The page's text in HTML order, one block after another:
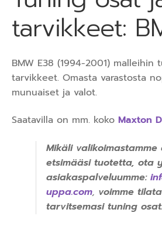
tarvikkeet:
BMW E38 (1994-2001) malleihin
tarvikkeet. Omasta varastosta
munuaiset ja valot.
Saatavilla on mm. koko Maxton
Mikäli
etsimääsi tuotetta, ota
asiakaspalveluumme:
uppa.com, voimme tilata
tarvitsemasi tuning osat.